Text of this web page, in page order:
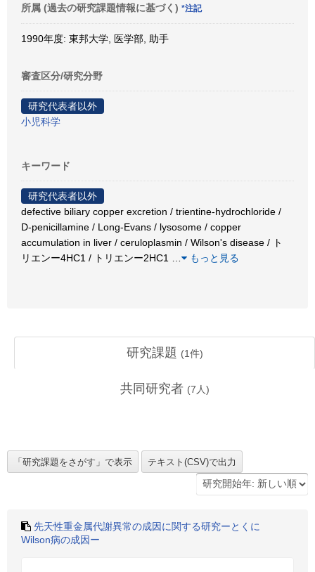
所属 (過去の研究課題情報に基づく) *注記
1990年度: 東邦大学, 医学部, 助手
審査区分/研究分野
研究代表者以外
小児科学
キーワード
研究代表者以外
defective biliary copper excretion / trientine-hydrochloride /
D-penicillamine / Long-Evans / lysosome / copper
accumulation in liver / ceruloplasmin / Wilson's disease / ト
リエンー4HC1 / トリエンー2HC1
もっと見る
研究課題 (1件)
共同研究者 (7 人)
先天性重金属代謝異常の成因に関する研究ーとくに
Wilson病の成因ー